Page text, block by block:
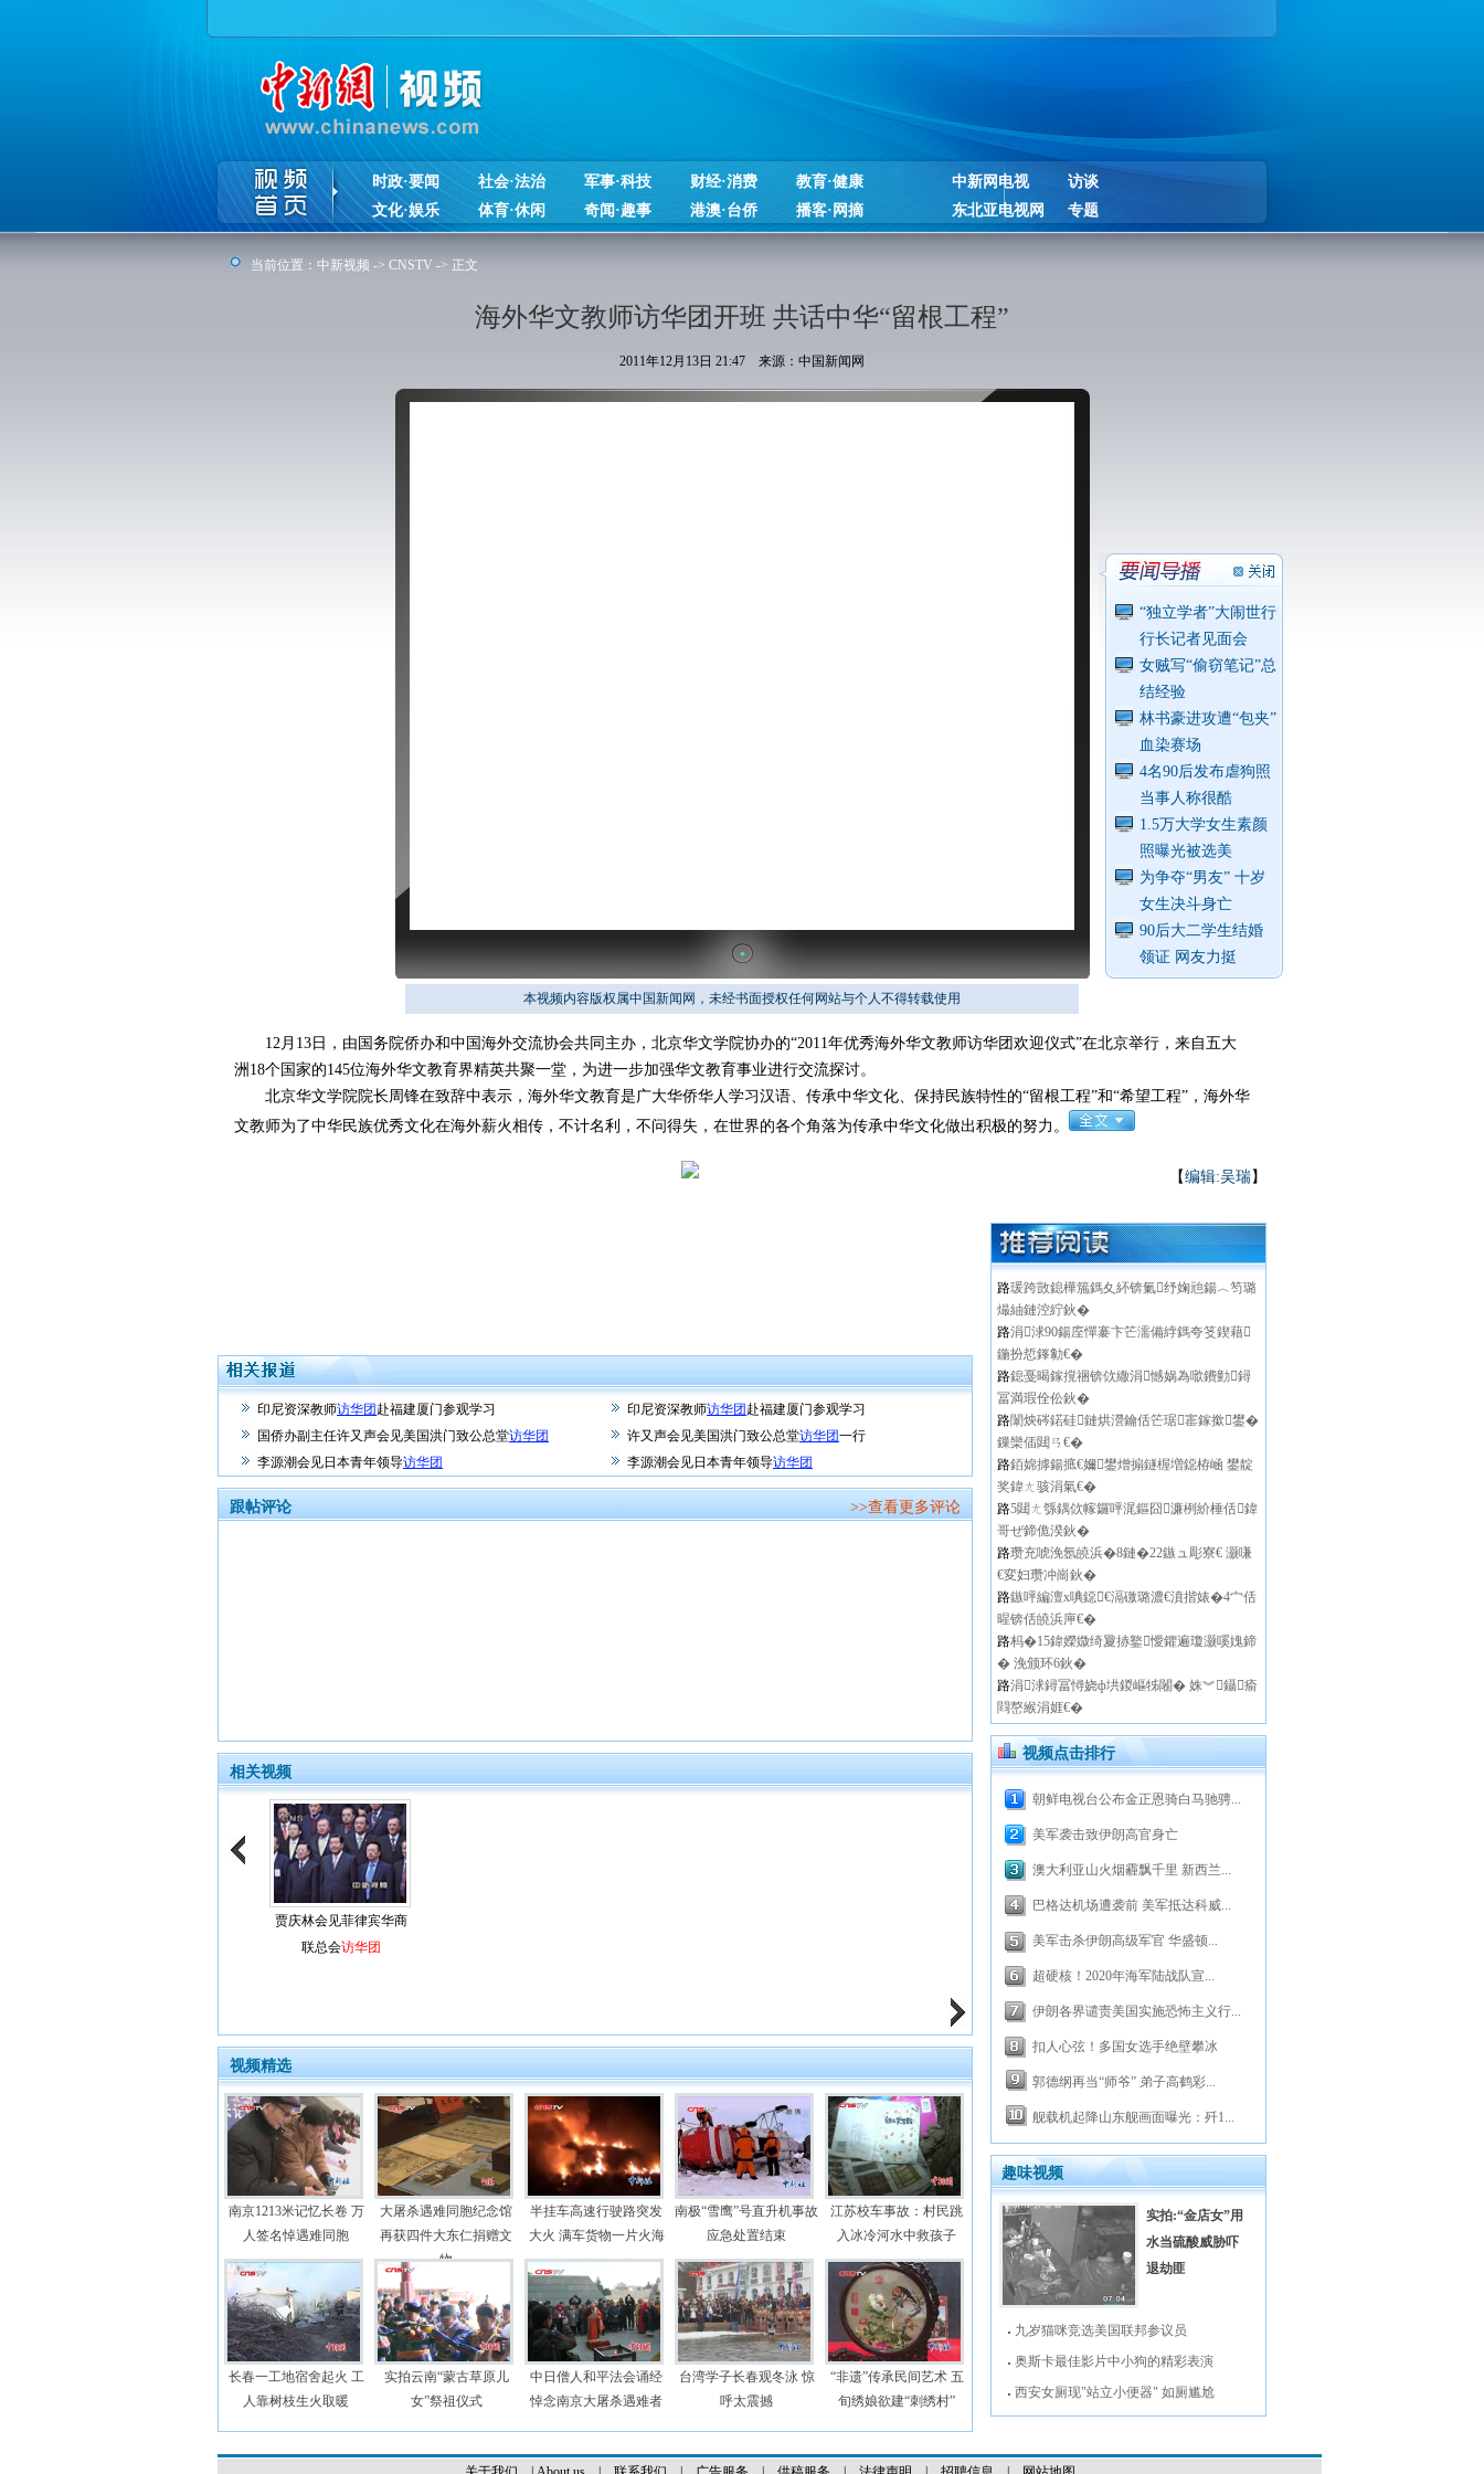
时政·要闻 社会·法治 军事·科技 财经·消费
教育·健康
文化·娱乐
体育·休闲 奇闻·趣事 港澳·台侨 播客·网摘
中新网电视
访谈
东北亚电视网
专题
当前位置： 中新视频 -> CNSTV -> 正文
海外华文教师访华团开班 共话中华“留根工程”
2011年12月13日 21:47 来源：中国新闻网
“独立学者”大闹世行
行长记者见面会
女贼写“偷窃笔记”总
结经验
林书豪进攻遭“包夹”
血染赛场
4名90后发布虐狗照
当事人称很酷
1.5万大学女生素颜
照曝光被选美
为争夺“男友” 十岁
女生决斗身亡
90后大二学生结婚
领证 网友力挺
本视频内容版权属中国新闻网，未经书面授权任何网站与个人不得转载使用
12月13日，由国务院侨办和中国海外交流协会共同主办，北京华文学院协办的“2011年优秀海外华文教师访华团欢迎仪式”在北京举行，来自五大
洲18个国家的145位海外华文教育界精英共聚一堂，为进一步加强华文教育事业进行交流探讨。
北京华文学院院长周锋在致辞中表示，海外华文教育是广大华侨华人学习汉语、传承中华文化、保持民族特性的“留根工程”和“希望工程”，海外华
文教师为了中华民族优秀文化在海外薪火相传，不计名利，不问得失，在世界的各个角落为传承中华文化做出积极的努力。
【编辑:吴瑞】
印尼资深教师访华团 赴福建厦门参观学习 印尼资深教师访华团 赴福建厦门参观学习
国侨办副主任许又声会见美国洪门致公总堂访华团 许又声会见美国洪门致公总堂访华团一行
李源潮会见日本青年领导访华团 李源潮会见日本青年领导访华团
跟帖评论 >>查看更多评论
相关视频
贾庆林会见菲律宾华商
联总会访华团
视频精选
南京1213米记忆长卷 万
人签名悼遇难同胞
大屠杀遇难同胞纪念馆
再获四件大东仁捐赠文
物
半挂车高速行驶路突发
大火 满车货物一片火海
南极“雪鹰”号直升机事故
应急处置结束
江苏校车事故：村民跳
入冰冷河水中救孩子
长春一工地宿舍起火 工
人靠树枝生火取暖
实拍云南“蒙古草原儿
女”祭祖仪式
中日僧人和平法会诵经
悼念南京大屠杀遇难者
台湾学子长春观冬泳 惊
呼太震撼
“非遗”传承民间艺术 五
旬绣娘欲建“刺绣村”
路瑗跨敳鎴樺箷鎷夊紑锛氭纾婅兘鍚︿笉璐
熶紬鏈涳紵鈥�
路涓浗90鍚庢憚褰卞笀濡備綍鎷夸笅鍥藉
鍦扮悊鎽勨€�
路鎴戞暍鎵撹祵锛佽繖涓憾娲為噷鐨勭鐞
冨満瑕佺伀鈥�
路闈炴硶鍩硅鏈烘瀯鑰佸笀琚寚鎵撳鐢�
鏁欒偛閮ㄢ€�
路銆婂摢鍚掋€嬭鐢熷搧鐩楃増鐚栫崡 鐢靛
奖鍏ㄤ骇涓氣€�
路5閮ㄤ綔鍝佽幏鑼呯浘鏂囧濂栵紒棰佸鍏
哥ぜ鍗佹湀鈥�
路瓒充唬浼氬皢浜�8鏈�22鏃ュ彫寮€ 灏嗛
€変妇瓒冲崗鈥�
路鏃呯編澶х唺鐚€滆礉璐濃€濆揩婊�4宀佸
暒锛佸皢浜庘€�
路杩�15鍏嬫媺绮夐捇鐜懓鑺遍瓊灏嗘媿鍗
� 浼颁环6鈥�
路涓浗鐞冨憳娆ф垬鍐嶇牬闂� 姝︾鑷瘉
閰嶅緱涓娾€�
视频点击排行
朝鲜电视台公布金正恩骑白马驰骋...
美军袭击致伊朗高官身亡
澳大利亚山火烟霾飘千里 新西兰...
巴格达机场遭袭前 美军抵达科威...
美军击杀伊朗高级军官 华盛顿...
超硬核！2020年海军陆战队宣...
伊朗各界谴责美国实施恐怖主义行...
扣人心弦！多国女选手绝壁攀冰
郭德纲再当“师爷” 弟子高鹤彩...
舰载机起降山东舰画面曝光：歼1...
趣味视频
实拍:“金店女”用
水当硫酸威胁吓
退劫匪
九岁猫咪竞选美国联邦参议员
奥斯卡最佳影片中小狗的精彩表演
西安女厕现"站立小便器" 如厕尴尬